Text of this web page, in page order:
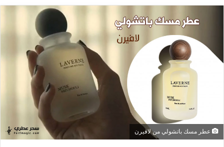
عطر مسك باتشولي من لافيرن